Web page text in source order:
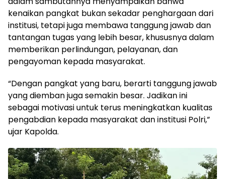
kenaikan pangkat bukan sekadar penghargaan dari
institusi, tetapi juga membawa tanggung jawab dan
tantangan tugas yang lebih besar, khususnya dalam
memberikan perlindungan, pelayanan, dan
pengayoman kepada masyarakat.
“Dengan pangkat yang baru, berarti tanggung jawab
yang diemban juga semakin besar. Jadikan ini
sebagai motivasi untuk terus meningkatkan kualitas
pengabdian kepada masyarakat dan institusi Polri,”
ujar Kapolda.